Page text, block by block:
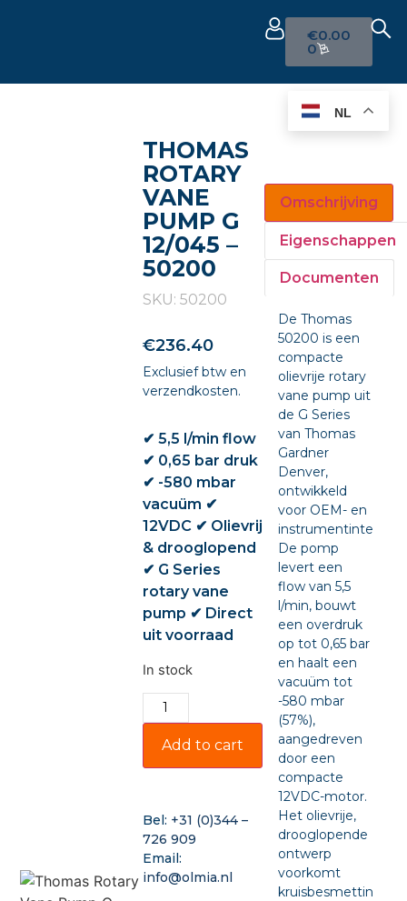
€0.00
0
THOMAS
ROTARY
VANE
PUMP G
12/045 –
50200
SKU: 50200
€236.40
Exclusief btw en
verzendkosten.
✔ 5,5 l/min flow
✔ 0,65 bar druk
✔ -580 mbar
vacuüm ✔
12VDC ✔ Olievrij
& drooglopend
✔ G Series
rotary vane
pump ✔ Direct
uit voorraad
In stock
Add to cart
Bel: +31 (0)344 –
726 909
Email:
info@olmia.nl
Omschrijving
Eigenschappen
Documenten
De Thomas
50200 is een
compacte
olievrije rotary
vane pump uit
de G Series
van Thomas
Gardner
Denver,
ontwikkeld
voor OEM- en
De pomp
levert een
flow van 5,5
l/min, bouwt
een overdruk
op tot 0,65 bar
en haalt een
vacuüm tot
-580 mbar
(57%),
aangedreven
door een
compacte
12VDC-motor.
Het olievrije,
drooglopende
ontwerp
voorkomt
kruisbesmetting
NL